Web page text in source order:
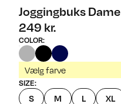
Joggingbuks Dame
249 kr.
COLOR:
Vælg farve
SIZE:
S M L XL